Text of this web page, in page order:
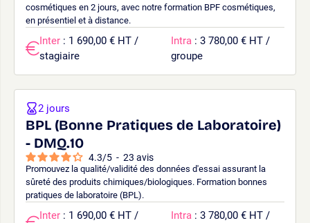
cosmétiques en 2 jours, avec notre formation BPF cosmétiques,
en présentiel et à distance.
Inter : 1 690,00 € HT /
stagiaire
Intra : 3 780,00 € HT /
groupe
BPL (Bonne Pratiques de Laboratoire)
- DMQ.10
4.3/5 - 23 avis
Promouvez la qualité/validité des données d'essai assurant la
sûreté des produits chimiques/biologiques. Formation bonnes
pratiques de laboratoire (BPL).
2 jours
Inter : 1 690,00 € HT /
Intra : 3 780,00 € HT /